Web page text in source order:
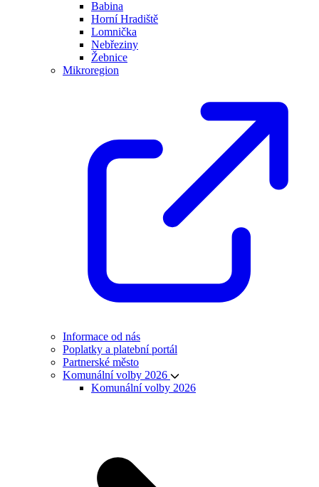
Babina
Horní Hradiště
Lomnička
Nebřeziny
Žebnice
Mikroregion
Informace od nás
Poplatky a platební portál
Partnerské město
Komunální volby 2026
Komunální volby 2026